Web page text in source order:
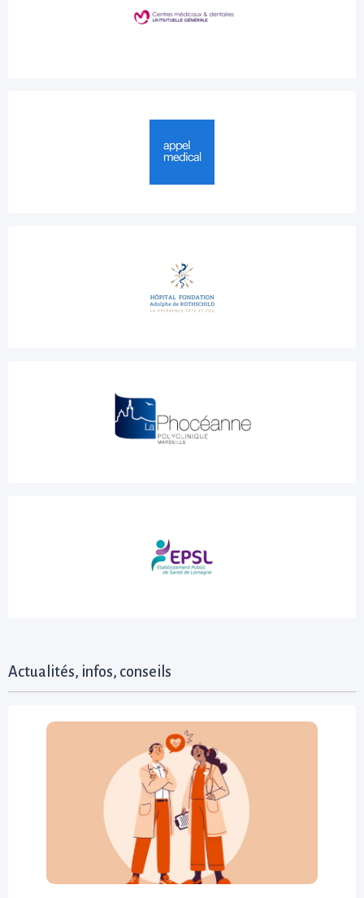
Actualités, infos, conseils